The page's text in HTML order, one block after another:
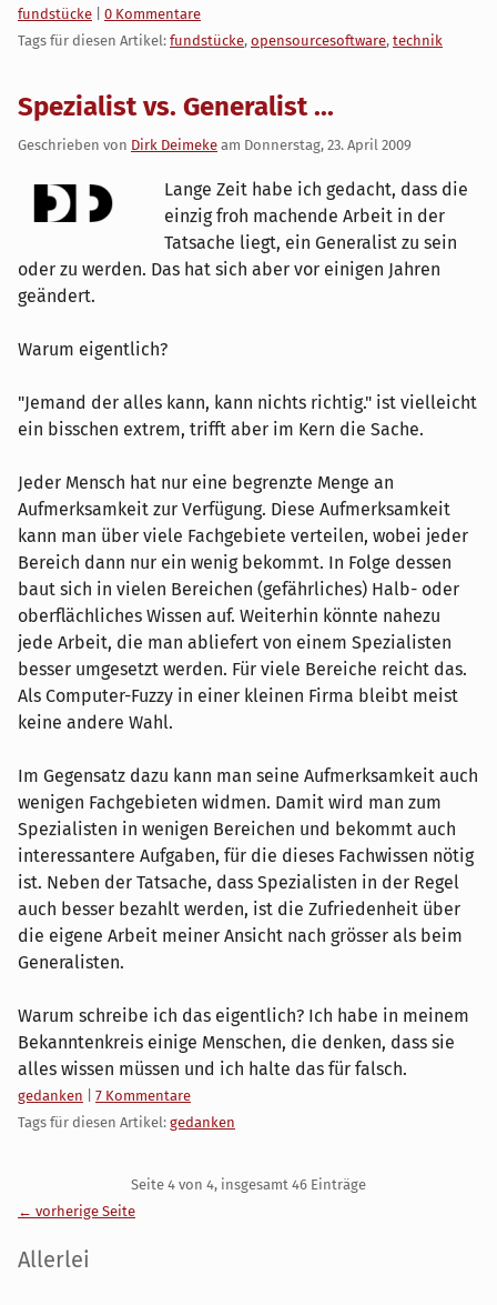
Kategorien:
fundstücke
0 Kommentare
Tags für diesen Artikel: fundstücke, opensourcesoftware, technik
Spezialist vs. Generalist ...
Geschrieben von Dirk Deimeke am Donnerstag, 23. April 2009
Lange Zeit habe ich gedacht, dass die
einzig froh machende Arbeit in der
Tatsache liegt, ein Generalist zu sein
oder zu werden. Das hat sich aber vor einigen Jahren
geändert.
Warum eigentlich?
"Jemand der alles kann, kann nichts richtig." ist vielleicht
ein bisschen extrem, trifft aber im Kern die Sache.
Jeder Mensch hat nur eine begrenzte Menge an
Aufmerksamkeit zur Verfügung. Diese Aufmerksamkeit
kann man über viele Fachgebiete verteilen, wobei jeder
Bereich dann nur ein wenig bekommt. In Folge dessen
baut sich in vielen Bereichen (gefährliches) Halb- oder
oberflächliches Wissen auf. Weiterhin könnte nahezu
jede Arbeit, die man abliefert von einem Spezialisten
besser umgesetzt werden. Für viele Bereiche reicht das.
Als Computer-Fuzzy in einer kleinen Firma bleibt meist
keine andere Wahl.
Im Gegensatz dazu kann man seine Aufmerksamkeit auch
wenigen Fachgebieten widmen. Damit wird man zum
Spezialisten in wenigen Bereichen und bekommt auch
interessantere Aufgaben, für die dieses Fachwissen nötig
ist. Neben der Tatsache, dass Spezialisten in der Regel
auch besser bezahlt werden, ist die Zufriedenheit über
die eigene Arbeit meiner Ansicht nach grösser als beim
Generalisten.
Warum schreibe ich das eigentlich? Ich habe in meinem
Bekanntenkreis einige Menschen, die denken, dass sie
alles wissen müssen und ich halte das für falsch.
Kategorien:
gedanken
7 Kommentare
Tags für diesen Artikel: gedanken
Seite 4 von 4, insgesamt 46 Einträge
← vorherige Seite
Seitenleiste
Allerlei